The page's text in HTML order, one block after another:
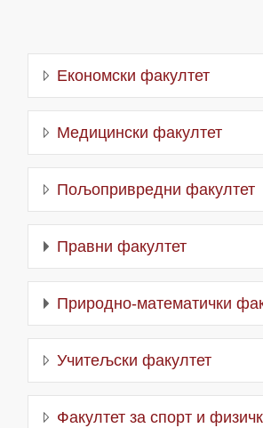
Економски факултет
Медицински факултет
Пољопривредни факултет
Правни факултет
Природно-математички
Учитељски факултет
Факултет за спорт и